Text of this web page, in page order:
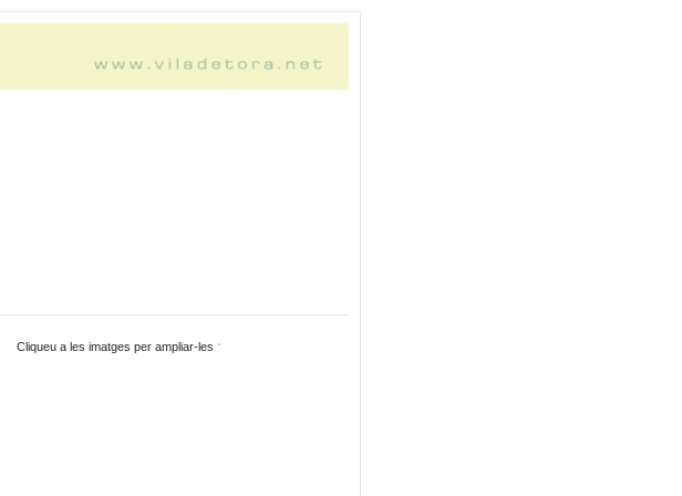
Cliqueu a les imatges per ampliar-les